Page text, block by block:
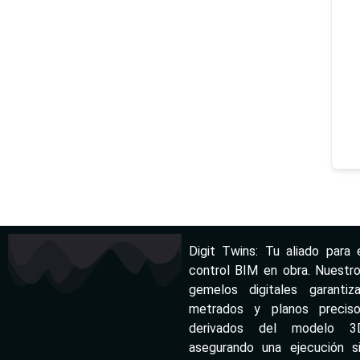
Digit Twins: Tu aliado para
control BIM en obra.
gemelos digitales
metrados y planos
derivados del modelo
asegurando una ejecución